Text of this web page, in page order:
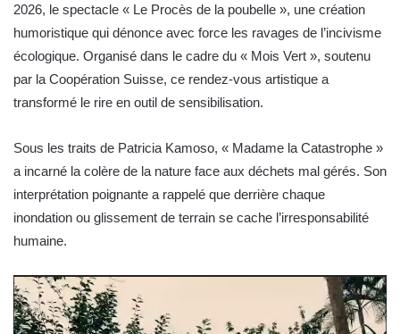
2026, le spectacle « Le Procès de la poubelle », une création
humoristique qui dénonce avec force les ravages de l’incivisme
écologique. Organisé dans le cadre du « Mois Vert », soutenu
par la Coopération Suisse, ce rendez-vous artistique a
transformé le rire en outil de sensibilisation.
Sous les traits de Patricia Kamoso, « Madame la Catastrophe »
a incarné la colère de la nature face aux déchets mal gérés. Son
interprétation poignante a rappelé que derrière chaque
inondation ou glissement de terrain se cache l’irresponsabilité
humaine.
Lecteur
vidéo